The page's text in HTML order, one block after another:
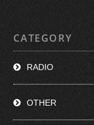
CATEGORY
RADIO
OTHER